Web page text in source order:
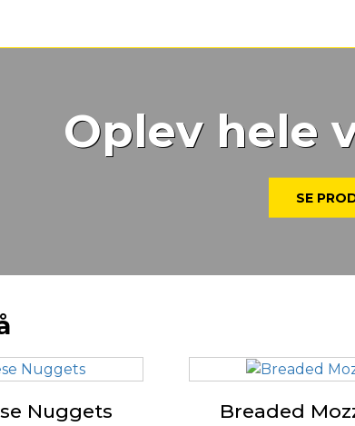
Oplev hele
SE
Nuggets Breaded